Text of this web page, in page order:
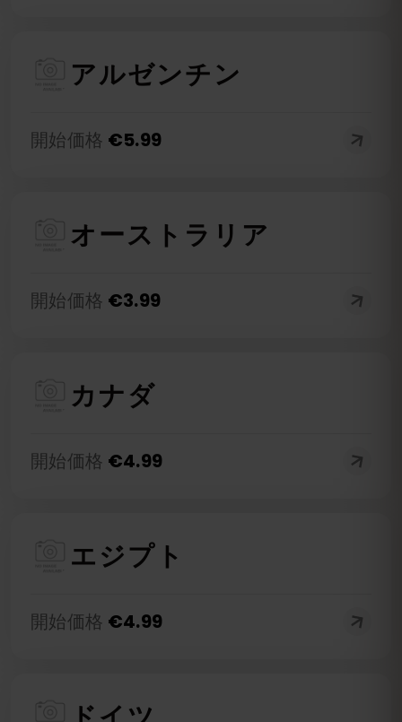
アルゼンチン
開始価格 €5.99
オーストラリア
開始価格 €3.99
カナダ
開始価格 €4.99
エジプト
開始価格 €4.99